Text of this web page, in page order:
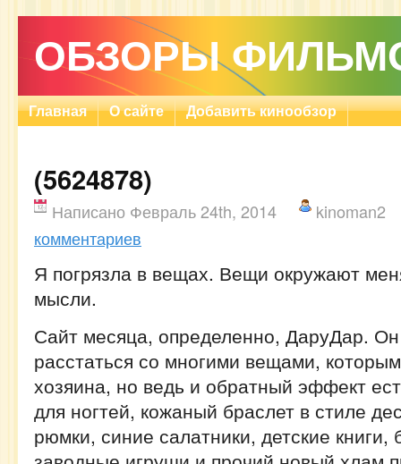
ОБЗОРЫ
Главная О сайте Добавить кинообзор
(5624878)
Написано Февраль 24th, 2014
kinoman2
комментариев
Я погрязла в вещах. Вещи окружают
мысли.
Сайт месяца, определенно, ДаруДар. Он
расстаться со многими вещами,
хозяина, но ведь и обратный эффект
для ногтей, кожаный браслет в стиле
рюмки, синие салатники, детские книги,